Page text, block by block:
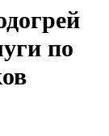
по